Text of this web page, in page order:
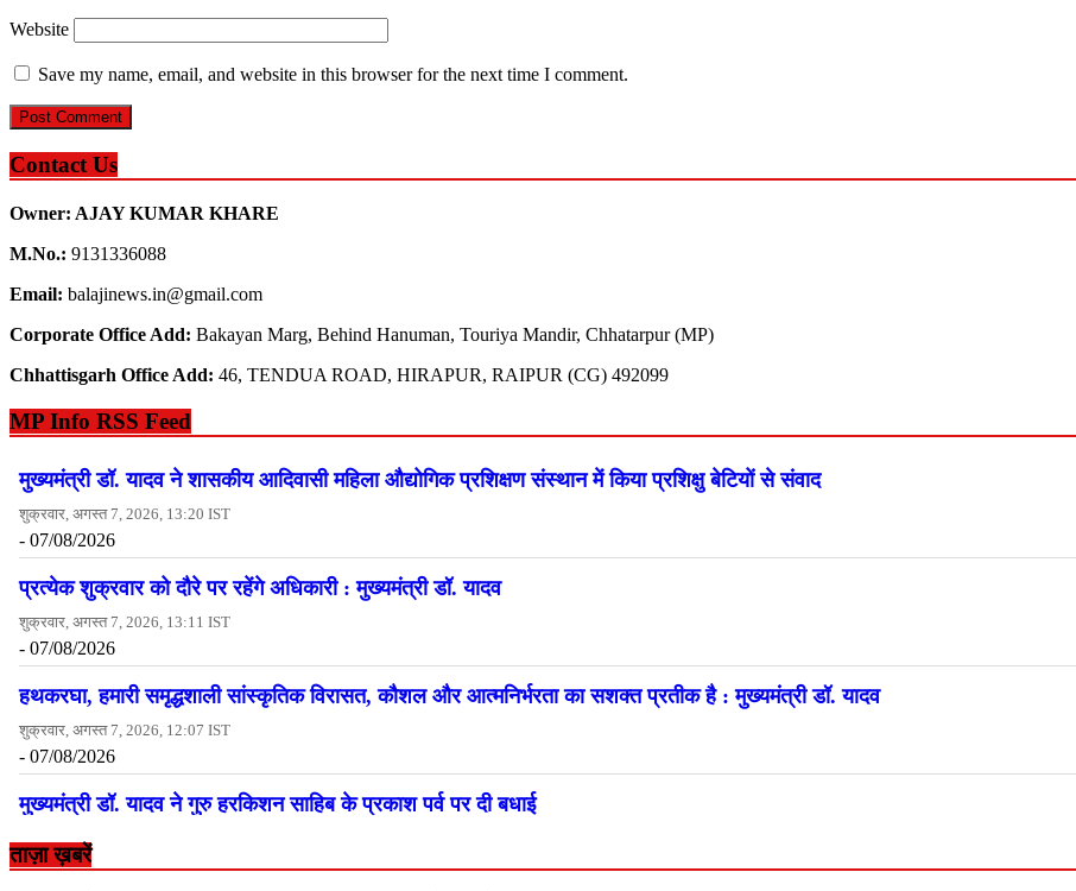
Website
Save my name, email, and website in this browser for the next time I comment.
Contact Us
Owner: AJAY KUMAR KHARE
M.No.: 9131336088
Email: balajinews.in@gmail.com
Corporate Office Add: Bakayan Marg, Behind Hanuman, Touriya Mandir, Chhatarpur (MP)
Chhattisgarh Office Add: 46, TENDUA ROAD, HIRAPUR, RAIPUR (CG) 492099
MP Info RSS Feed
ताज़ा ख़बरें